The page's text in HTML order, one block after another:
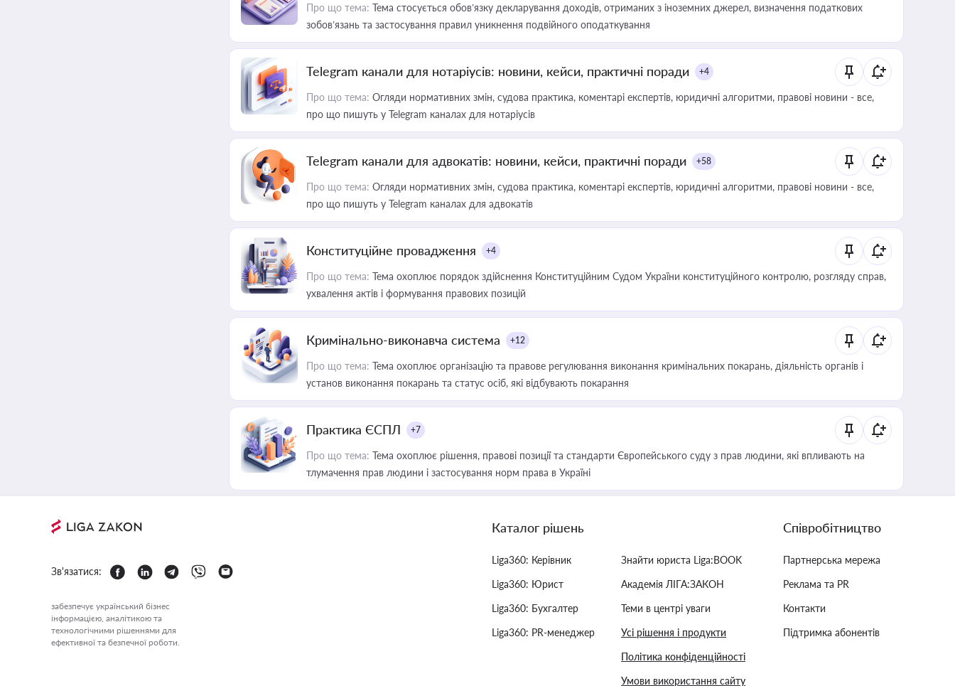
Про що тема: Тема стосується обов’язку декларування доходів, отриманих з іноземних джерел, визначення податкових
зобов’язань та застосування правил уникнення подвійного оподаткування
Telegram канали для нотаріусів: новини, кейси, практичні поради +4
Про що тема: Огляди нормативних змін, судова практика, коментарі експертів, юридичні алгоритми, правові новини - все,
про що пишуть у Telegram каналах для нотаріусів
Telegram канали для адвокатів: новини, кейси, практичні поради +58
Про що тема: Огляди нормативних змін, судова практика, коментарі експертів, юридичні алгоритми, правові новини - все,
про що пишуть у Telegram каналах для адвокатів
Конституційне провадження +4
Про що тема: Тема охоплює порядок здійснення Конституційним Судом України конституційного контролю, розгляду справ,
ухвалення актів і формування правових позицій
Кримінально-виконавча система +12
Про що тема: Тема охоплює організацію та правове регулювання виконання кримінальних покарань, діяльність органів і
установ виконання покарань та статус осіб, які відбувають покарання
Практика ЄСПЛ +7
Про що тема: Тема охоплює рішення, правові позиції та стандарти Європейського суду з прав людини, які впливають на
тлумачення прав людини і застосування норм права в Україні
Зв'язатися:
забезпечує український бізнес
інформацією, аналітикою та
технологічними рішеннями для
ефективної та безпечної роботи.
Каталог рішень
Liga360: Керівник
Liga360: Юрист
Liga360: Бухгалтер
Liga360: PR-менеджер
Знайти юриста Liga:BOOK
Академія ЛІГА:ЗАКОН
Теми в центрі уваги
Усі рішення і продукти
Політика конфіденційності
Умови використання сайту
Співробітництво
Партнерська мережа
Реклама та PR
Контакти
Підтримка абонентів